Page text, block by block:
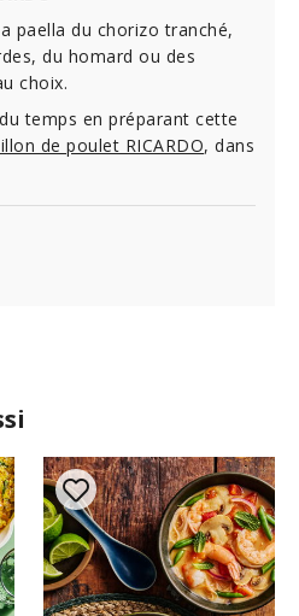
paella du chorizo tranché,
du homard ou des
choix.
temps en préparant cette
de poulet RICARDO, dans